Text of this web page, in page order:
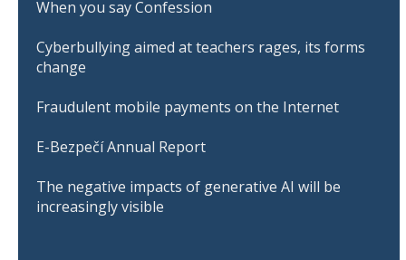
When you say Confession
Cyberbullying aimed at teachers rages, its forms
change
Fraudulent mobile payments on the Internet
E-Bezpečí Annual Report
The negative impacts of generative AI will be
increasingly visible